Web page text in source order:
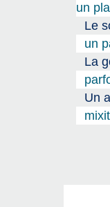
un
Le
un
La
Un